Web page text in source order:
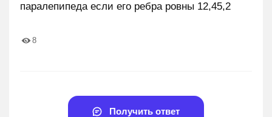
паралепипеда если его ребра ровны 12,45,2
8
Получить ответ